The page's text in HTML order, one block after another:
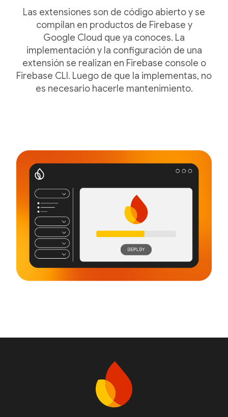
Las extensiones son de código abierto y se
compilan en productos de Firebase y
Google Cloud que ya conoces. La
implementación y la configuración de una
extensión se realizan en Firebase console o
Firebase CLI. Luego de que la implementas, no
es necesario hacerle mantenimiento.